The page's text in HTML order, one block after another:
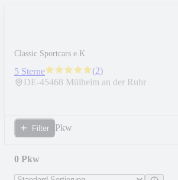
Classic Sportcars e.K
5 Sterne (2)
DE-45468 Mülheim an der Ruhr
Filter Pkw
0 Pkw